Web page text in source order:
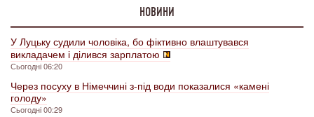
НОВИНИ
У Луцьку судили чоловіка, бо фіктивно влаштувався
викладачем і ділився зарплатою
Сьогодні 06:20
Через посуху в Німеччині з-під води показалися «камені
голоду»
Сьогодні 00:29